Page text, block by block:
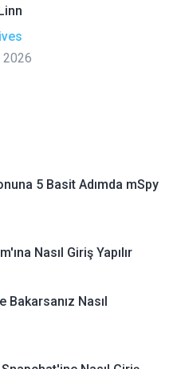
2026
5 Basit Adımda mSpy
Nasıl Giriş Yapılır
Nasıl